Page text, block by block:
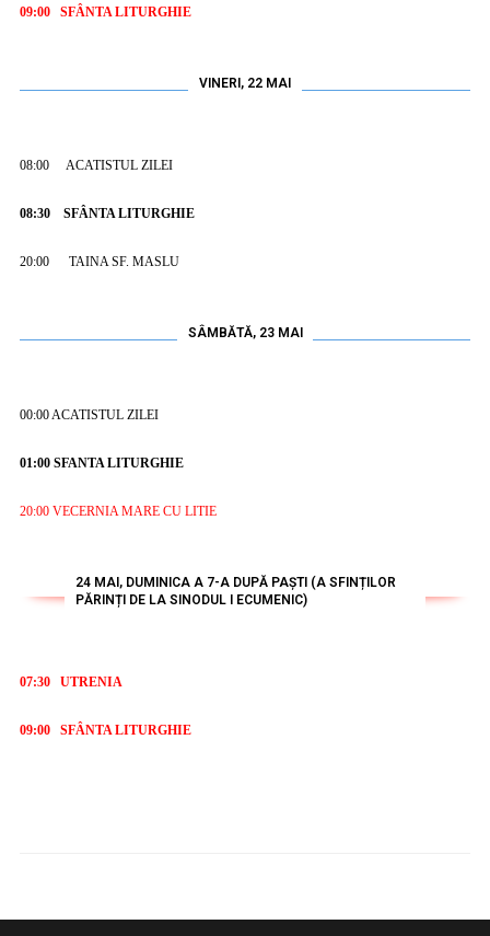
09:00 SFÂNTA LITURGHIE
VINERI, 22 MAI
08:00 ACATISTUL ZILEI
08:30 SFÂNTA LITURGHIE
20:00 TAINA SF. MASLU
SÂMBĂTĂ, 23 MAI
00:00ACATISTUL ZILEI
01:00 SFANTA LITURGHIE
20:00 VECERNIA MARE CU LITIE
24 MAI, DUMINICA A 7-A DUPĂ PAȘTI (A SFINȚILOR
PĂRINȚI DE LA SINODUL I ECUMENIC)
07:30 UTRENIA
09:00 SFÂNTA LITURGHIE